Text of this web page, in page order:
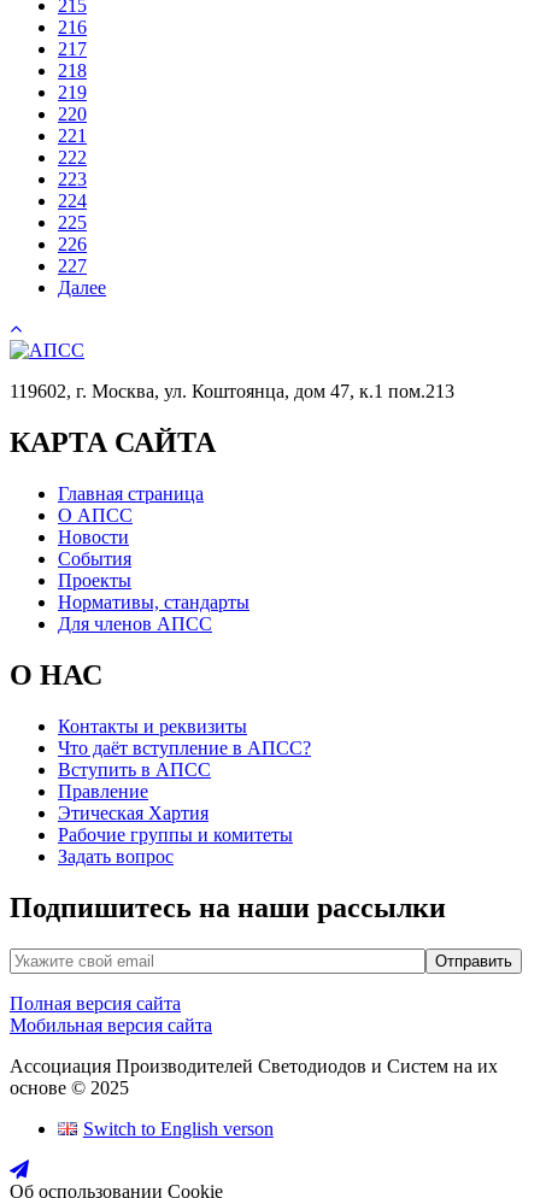
215
216
217
218
219
220
221
222
223
224
225
226
227
Далее
119602, г. Москва, ул. Коштоянца, дом 47, к.1 пом.213
КАРТА САЙТА
Главная страница
О АПСС
Новости
События
Проекты
Нормативы, стандарты
Для членов АПСС
О НАС
Контакты и реквизиты
Что даёт вступление в АПСС?
Вступить в АПСС
Правление
Этическая Хартия
Рабочие группы и комитеты
Задать вопрос
Подпишитесь на наши рассылки
Полная версия сайта
Мобильная версия сайта
Ассоциация Производителей Светодиодов и Систем на их
основе © 2025
Switch to English verson
Об оспользовании Cookie